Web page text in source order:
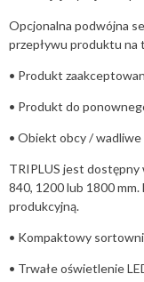
Opcjonalna podwójna
przepływu produktu na
• Produkt
• Produkt do
• Obiekt obcy /
TRIPLUS jest dostępny
840, 1200 lub 1800
produkcyjną.
• Kompaktowy
• Trwałe oświetlenie